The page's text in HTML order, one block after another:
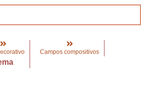
Campos compositivos